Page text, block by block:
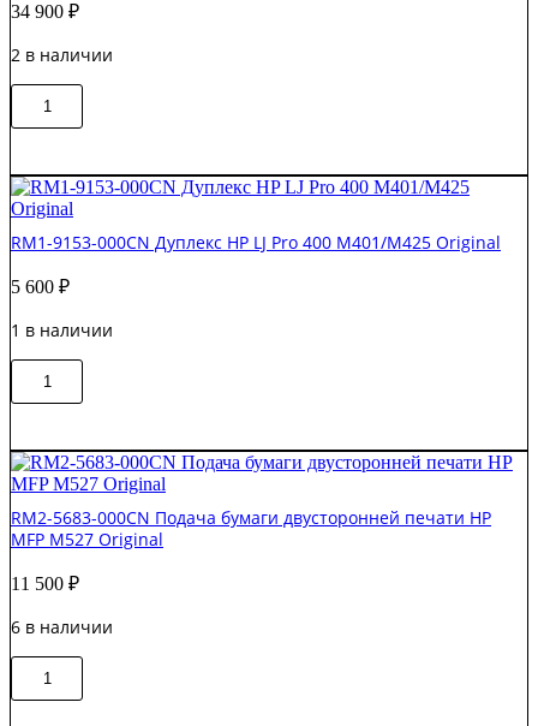
Original
34 900 ₽
2 в наличии
Количество
товара
/
RM1-
9679
Дуплекс
сборе
LJ
M806/M830
Original
RM1-9153-000CN Дуплекс HP LJ Pro 400 M401/M425 Original
5 600 ₽
1 в наличии
Количество
товара
000CN
Дуплекс
HP
LJ
Pro
M401/M425
RM2-5683-000CN Подача бумаги двусторонней печати HP
MFP M527 Original
11 500 ₽
6 в наличии
Количество
товара